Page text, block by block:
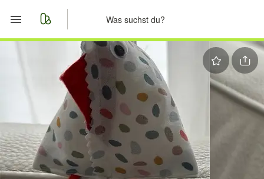
Merkliste
Nachrichten
Anzeige aufgeben